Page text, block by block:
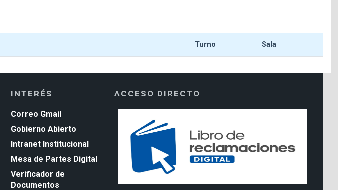
Turno Sala
INTERÉS
Correo Gmail
Gobierno Abierto
Intranet Institucional
Mesa de Partes Digital
Verificador de
Documentos
ACCESO DIRECTO